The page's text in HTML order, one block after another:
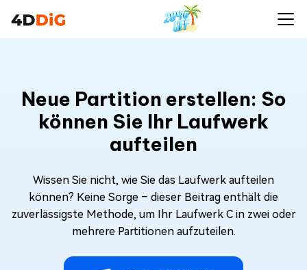
Neue Partition erstellen: So
können Sie Ihr Laufwerk
aufteilen
Wissen Sie nicht, wie Sie das Laufwerk aufteilen
können? Keine Sorge – dieser Beitrag enthält die
zuverlässigste Methode, um Ihr Laufwerk C in zwei oder
mehrere Partitionen aufzuteilen.